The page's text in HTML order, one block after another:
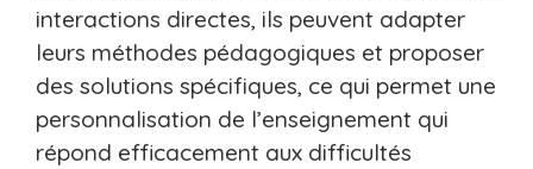
interactions directes, ils peuvent adapter
leurs méthodes pédagogiques et proposer
des solutions spécifiques, ce qui permet une
personnalisation de l’enseignement qui
répond efficacement aux difficultés